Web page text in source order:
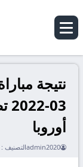
أوروبا
admin2020التصنيف :